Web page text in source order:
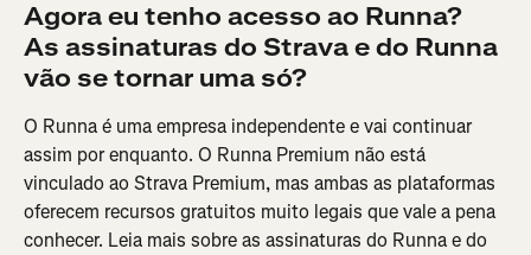
Agora eu tenho acesso ao Runna?
As assinaturas do Strava e do Runna
vão se tornar uma só?
O Runna é uma empresa independente e vai continuar
assim por enquanto. O Runna Premium não está
vinculado ao Strava Premium, mas ambas as plataformas
oferecem recursos gratuitos muito legais que vale a pena
conhecer. Leia mais sobre as assinaturas do Runna e do